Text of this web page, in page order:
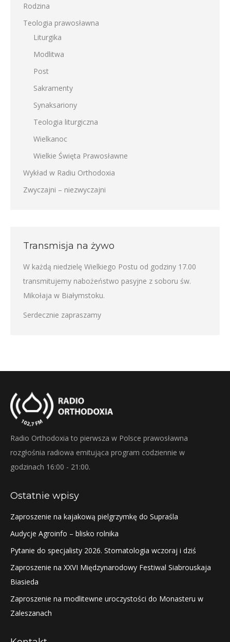
Rodzina
Teologia prawosławna
Liturgika
Modlitwa
Post
Sakramenty
Synaksariony
Teologia liturgiczna
Wielkanoc
Wielkie Święta Prawosławne
Wykład w Radiu Orthodoxia
Zwyczajni – niezwyczajni
Transmisja na żywo
W każdą niedzielę Wielkiego Postu od godziny 17.00
transmitujemy nabożeństwo pasyjne z soboru św.
Mikołaja w Białymstoku.
Serdecznie zapraszamy
Radio Orthodoxia to pierwsza w Polsce prawosławna
rozgłośnia radiowa emitująca program codziennie w
godzinach 16:00 - 21:00.
Ostatnie wpisy
Zaproszenie na kajakową pielgrzymkę do Supraśla
Audycje Agroinfo – blisko rolnika
Pytanie do specjalisty 2026. Stomatologia wczoraj i dziś
Zaproszenie na XXVI Międzynarodowy Festiwal Siabrouskaja
Biasieda
Zaproszenie na modlitewne uroczystości do Monasteru w
Zaleszanach